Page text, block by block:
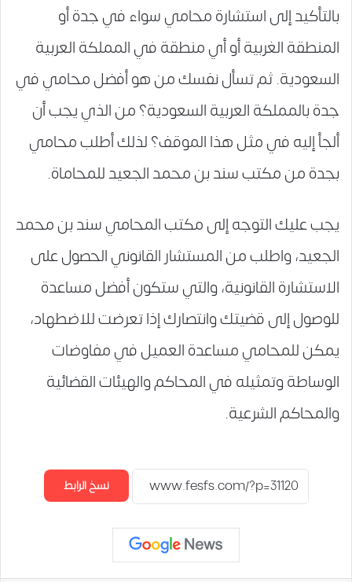
بالتأكيد إلى استشارة محامي سواء في جدة أو
المنطقة الغربية أو أي منطقة في المملكة العربية
السعودية. ثم تسأل نفسك من هو أفضل محامي في
جدة بالمملكة العربية السعودية؟ من الذي يجب أن
ألجأ إليه في مثل هذا الموقف؟ لذلك أطلب محامي
بجدة من مكتب سند بن محمد الجعيد للمحاماة.
يجب عليك التوجه إلى مكتب المحامي سند بن محمد
الجعيد، واطلب من المستشار القانوني الحصول على
الاستشارة القانونية، والتي ستكون أفضل مساعدة
للوصول إلى قضيتك وانتصارك إذا تعرضت للاضطهاد،
يمكن للمحامي مساعدة العميل في مفاوضات
الوساطة وتمثيله في المحاكم والهيئات القضائية
والمحاكم الشرعية.
نسخ الرابط